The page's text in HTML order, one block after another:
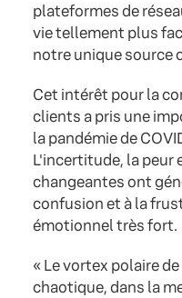
plateformes de
vie tellement plus
notre unique source
Cet intérêt pour la
clients a pris une
la pandémie de
L'incertitude, la peur
changeantes ont
confusion et à la
émotionnel très fort.
« Le vortex polaire
chaotique, dans la